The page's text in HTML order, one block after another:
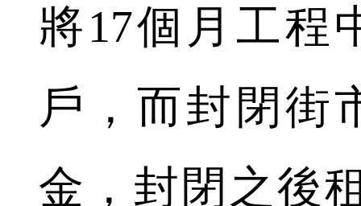
將17個月工程
戶，而封閉街
金，封閉之後